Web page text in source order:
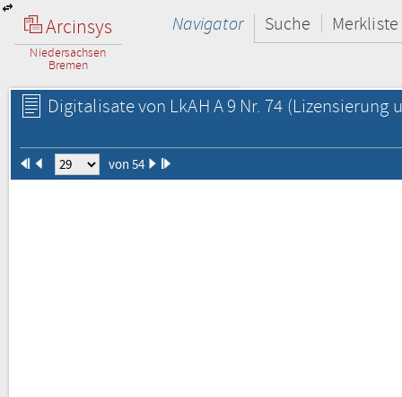
Arcinsys
Niedersachsen
Bremen
Navigator Suche Merkliste
Digitalisate von LkAH A 9 Nr. 74 (Lizensierung
von 54